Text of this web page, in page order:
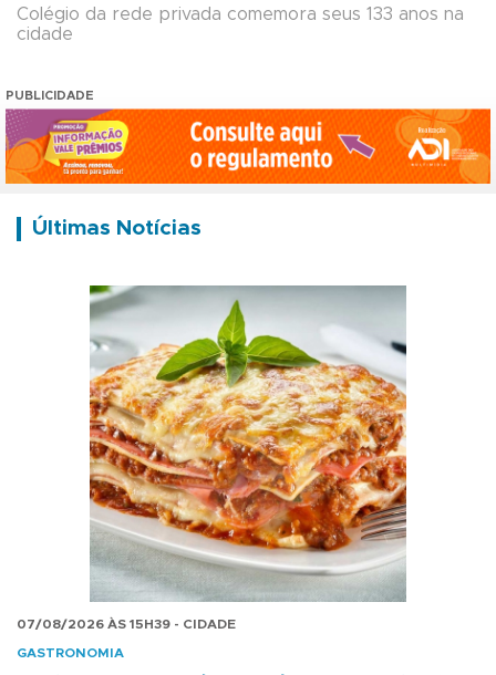
Colégio da rede privada comemora seus 133 anos na
cidade
PUBLICIDADE
Últimas Notícias
07/08/2026 ÀS 15H39 - CIDADE
GASTRONOMIA